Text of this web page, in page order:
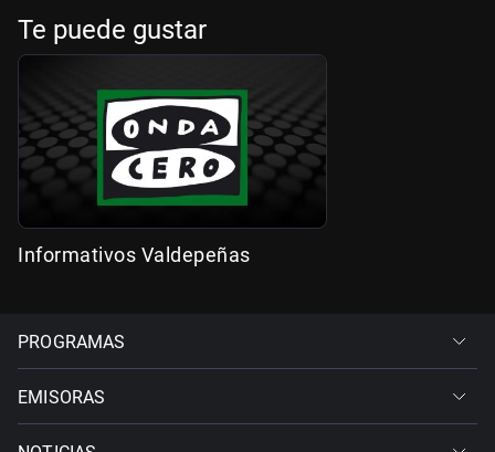
Te puede gustar
Informativos Valdepeñas
PROGRAMAS
EMISORAS